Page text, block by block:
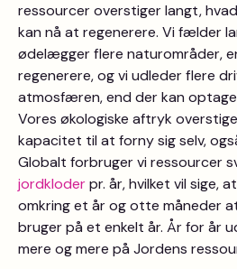
ressourcer overstiger langt,
kan nå at regenerere. Vi fælder
ødelægger flere naturområder,
regenerere, og vi udleder flere
atmosfæren, end der kan
Vores økologiske aftryk
kapacitet til at forny sig selv,
Globalt forbruger vi ressourcer
jordkloderpr. år, hvilket vil sige,
omkring et år og otte måneder
bruger på et enkelt år. År for år
mere og mere på Jordens